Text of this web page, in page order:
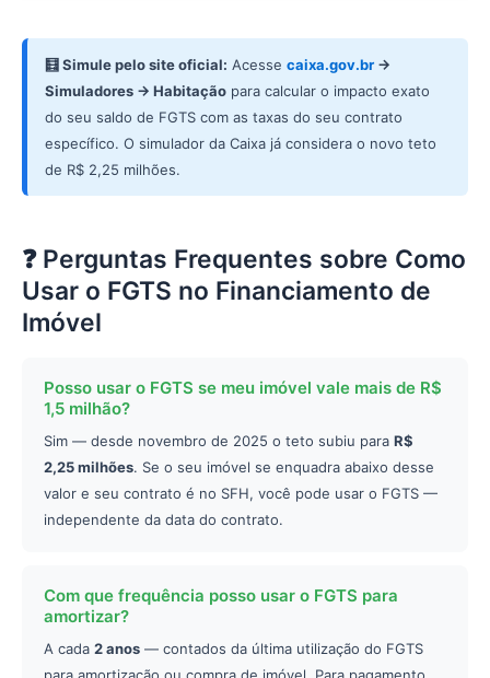
🧮 Simule pelo site oficial: Acesse caixa.gov.br →
Simuladores → Habitação para calcular o impacto exato
do seu saldo de FGTS com as taxas do seu contrato
específico. O simulador da Caixa já considera o novo teto
de R$ 2,25 milhões.
❓ Perguntas Frequentes sobre Como
Usar o FGTS no Financiamento de
Imóvel
Posso usar o FGTS se meu imóvel vale mais de R$
1,5 milhão?
Sim — desde novembro de 2025 o teto subiu para R$
2,25 milhões. Se o seu imóvel se enquadra abaixo desse
valor e seu contrato é no SFH, você pode usar o FGTS —
independente da data do contrato.
Com que frequência posso usar o FGTS para
amortizar?
A cada 2 anos — contados da última utilização do FGTS